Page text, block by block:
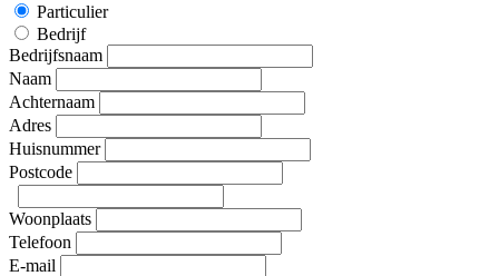
Particulier
Bedrijf
Bedrijfsnaam
Naam
Achternaam
Adres
Huisnummer
Postcode
Woonplaats
Telefoon
E-mail